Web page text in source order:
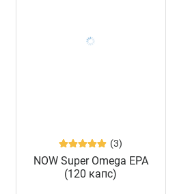
(3)
NOW Super Omega EPA
(120 капс)